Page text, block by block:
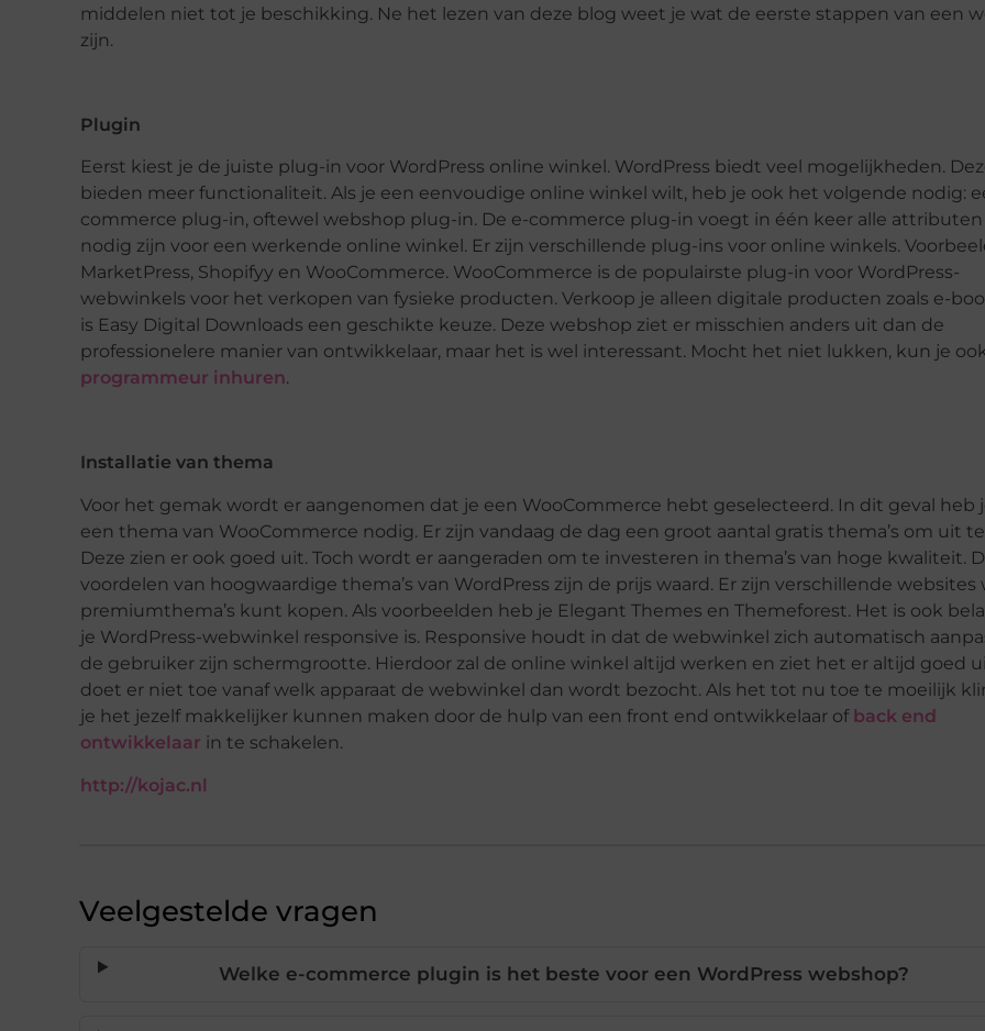
middelen niet tot je beschikking. Ne het lezen van deze blog weet je wat de eerste stappen van een
zijn.
Plugin
Eerst kiest je de juiste plug-in voor WordPress online winkel. WordPress biedt veel mogelijkheden.
bieden meer functionaliteit. Als je een eenvoudige online winkel wilt, heb je ook het volgende nodig:
commerce plug-in, oftewel webshop plug-in. De e-commerce plug-in voegt in één keer alle
nodig zijn voor een werkende online winkel. Er zijn verschillende plug-ins voor online winkels.
MarketPress, Shopifyy en WooCommerce. WooCommerce is de populairste plug-in voor WordPress-
webwinkels voor het verkopen van fysieke producten. Verkoop je alleen digitale producten zoals e-
is Easy Digital Downloads een geschikte keuze. Deze webshop ziet er misschien anders uit dan de
professionelere manier van ontwikkelaar, maar het is wel interessant. Mocht het niet lukken, kun je
programmeur inhuren.
Installatie van thema
Voor het gemak wordt er aangenomen dat je een WooCommerce hebt geselecteerd. In dit geval heb
een thema van WooCommerce nodig. Er zijn vandaag de dag een groot aantal gratis thema’s om uit
Deze zien er ook goed uit. Toch wordt er aangeraden om te investeren in thema’s van hoge kwaliteit.
voordelen van hoogwaardige thema’s van WordPress zijn de prijs waard. Er zijn verschillende websites
premiumthema’s kunt kopen. Als voorbeelden heb je Elegant Themes en Themeforest. Het is ook
je WordPress-webwinkel responsive is. Responsive houdt in dat de webwinkel zich automatisch
de gebruiker zijn schermgrootte. Hierdoor zal de online winkel altijd werken en ziet het er altijd goed
doet er niet toe vanaf welk apparaat de webwinkel dan wordt bezocht. Als het tot nu toe te moeilijk
je het jezelf makkelijker kunnen maken door de hulp van een front end ontwikkelaar of back end
ontwikkelaar in te schakelen.
http://kojac.nl
Veelgestelde vragen
Welke e-commerce plugin is het beste voor een WordPress webshop?